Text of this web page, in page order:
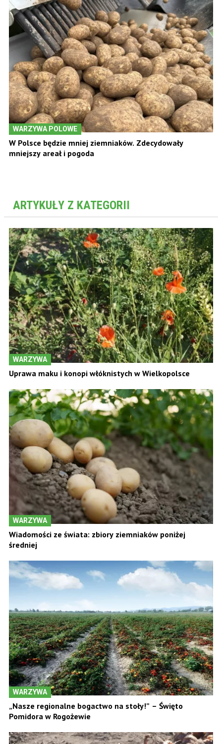
WARZYWA POLOWE
W Polsce będzie mniej ziemniaków. Zdecydowały
mniejszy areał i pogoda
ARTYKUŁY Z KATEGORII
WARZYWA
Uprawa maku i konopi włóknistych w Wielkopolsce
WARZYWA
Wiadomości ze świata: zbiory ziemniaków poniżej
średniej
WARZYWA
„Nasze regionalne bogactwo na stoły!” – Święto
Pomidora w Rogożewie